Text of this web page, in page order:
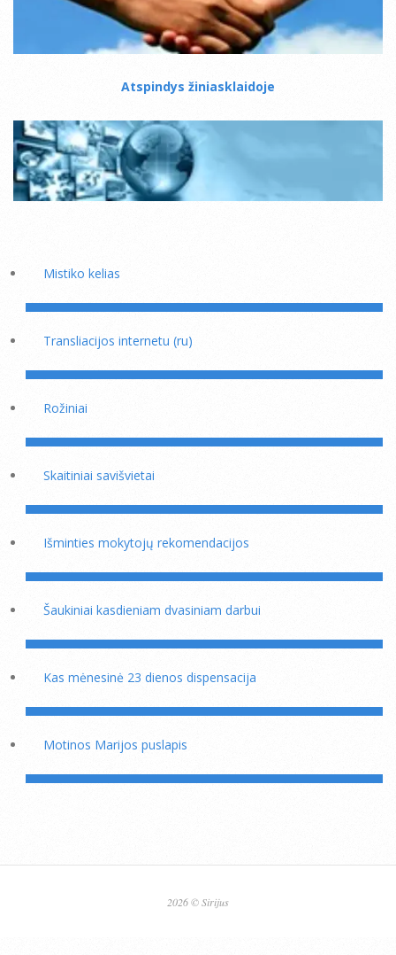
Atspindys žiniasklaidoje
Mistiko kelias
Transliacijos internetu (ru)
Rožiniai
Skaitiniai savišvietai
Išminties mokytojų rekomendacijos
Šaukiniai kasdieniam dvasiniam darbui
Kas mėnesinė 23 dienos dispensacija
Motinos Marijos puslapis
2026 © Sirijus